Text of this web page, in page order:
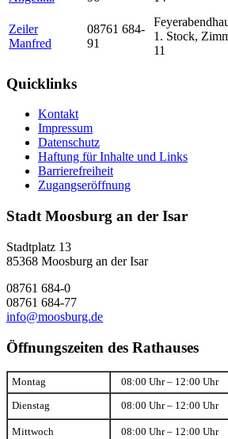
Zeiler
Manfred
08761 684-
91
1. Stock,
11
Quicklinks
Kontakt
Impressum
Datenschutz
Haftung für Inhalte und Links
Barrierefreiheit
Zugangseröffnung
Stadt Moosburg an der Isar
Stadtplatz 13
85368 Moosburg an der Isar
08761 684-0
08761 684-77
info@moosburg.de
Öffnungszeiten des Rathauses
Montag 08:00 Uhr – 12:00 Uhr
Dienstag 08:00 Uhr – 12:00 Uhr
Mittwoch 08:00 Uhr – 12:00 Uhr